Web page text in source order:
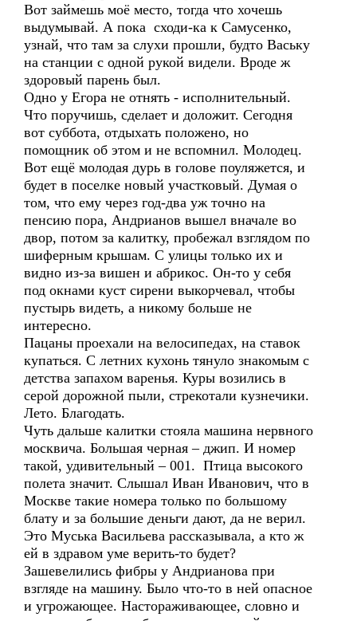
Вот займешь моё место, тогда что хочешь
выдумывай. А пока сходи-ка к Самусенко,
узнай, что там за слухи прошли, будто Ваську
на станции с одной рукой видели. Вроде ж
здоровый парень был.
Одно у Егора не отнять - исполнительный.
Что поручишь, сделает и доложит. Сегодня
вот суббота, отдыхать положено, но
помощник об этом и не вспомнил. Молодец.
Вот ещё молодая дурь в голове поуляжется, и
будет в поселке новый участковый. Думая о
том, что ему через год-два уж точно на
пенсию пора, Андрианов вышел вначале во
двор, потом за калитку, пробежал взглядом по
шиферным крышам. С улицы только их и
видно из-за вишен и абрикос. Он-то у себя
под окнами куст сирени выкорчевал, чтобы
пустырь видеть, а никому больше не
интересно.
Пацаны проехали на велосипедах, на ставок
купаться. С летних кухонь тянуло знакомым с
детства запахом варенья. Куры возились в
серой дорожной пыли, стрекотали кузнечики.
Лето. Благодать.
Чуть дальше калитки стояла машина нервного
москвича. Большая черная – джип. И номер
такой, удивительный – 001. Птица высокого
полета значит. Слышал Иван Иванович, что в
Москве такие номера только по большому
блату и за большие деньги дают, да не верил.
Это Муська Васильева рассказывала, а кто ж
ей в здравом уме верить-то будет?
Зашевелились фибры у Андрианова при
взгляде на машину. Было что-то в ней опасное
и угрожающее. Настораживающее, словно и